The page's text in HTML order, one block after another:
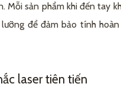
Mỗi sản phẩm khi đến tay
để đảm bảo tính
laser tiên tiến